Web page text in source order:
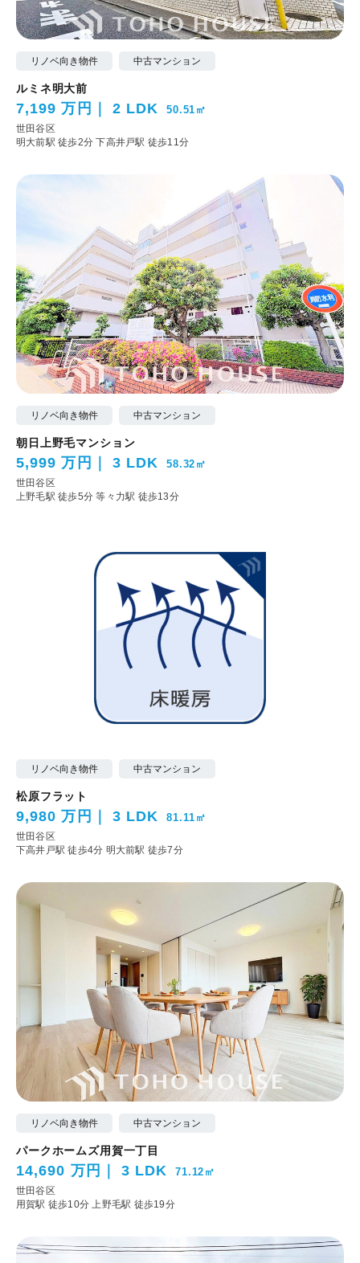
リノベ向き物件 中古マンション
ルミネ明大前
7,199 万円 2 LDK 50.51㎡
世田谷区
明大前駅 徒歩2分下高井戸駅 徒歩11分
リノベ向き物件 中古マンション
朝日上野毛マンション
5,999 万円 3 LDK 58.32㎡
世田谷区
上野毛駅 徒歩5分等々力駅 徒歩13分
リノベ向き物件 中古マンション
松原フラット
9,980 万円 3 LDK 81.11㎡
世田谷区
下高井戸駅 徒歩4分 明大前駅 徒歩7分
リノベ向き物件 中古マンション
パークホームズ用賀一丁目
14,690 万円 3 LDK 71.12㎡
世田谷区
用賀駅 徒歩10分上野毛駅 徒歩19分